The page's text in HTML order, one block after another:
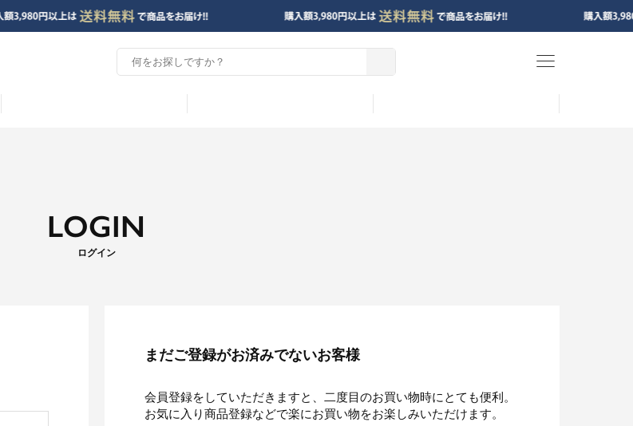
menu
LOGIN
ログイン
まだご登録がお済みでないお客様
会員登録をしていただきますと、二度目のお買い物時にとても便利。
お気に入り商品登録などで楽にお買い物をお楽しみいただけます。